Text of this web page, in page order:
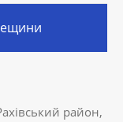
район,